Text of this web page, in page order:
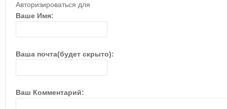
Авторизироваться для
Ваше Имя:
Ваша почта(будет скрыто):
Ваш Комментарий: